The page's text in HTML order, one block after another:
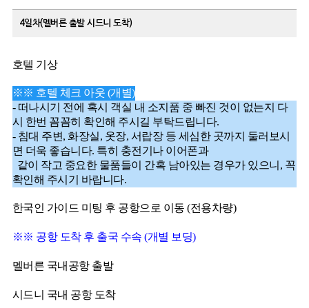
4일차(멜버른 출발 시드니 도착)
호텔 기상
※※ 호텔 체크 아웃 (개별)
- 떠나시기 전에 혹시 객실 내 소지품 중 빠진 것이 없는지 다
시 한번 꼼꼼히 확인해 주시길 부탁드립니다.
- 침대 주변, 화장실, 옷장, 서랍장 등 세심한 곳까지 둘러보시
면 더욱 좋습니다. 특히 충전기나 이어폰과
같이 작고 중요한 물품들이 간혹 남아있는 경우가 있으니, 꼭
확인해 주시기 바랍니다.
한국인 가이드 미팅 후 공항으로 이동 (전용차량)
※※ 공항 도착 후 출국 수속 (개별 보딩)
멜버른 국내공항 출발
시드니 국내 공항 도착